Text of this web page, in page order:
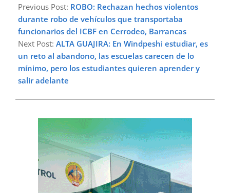
06-
11
Previous Post: ROBO: Rechazan hechos violentos
durante robo de vehículos que transportaba
funcionarios del ICBF en Cerrodeo, Barrancas
Next Post: ALTA GUAJIRA: En Windpeshi estudiar, es
un reto al abandono, las escuelas carecen de lo
mínimo, pero los estudiantes quieren aprender y
salir adelante